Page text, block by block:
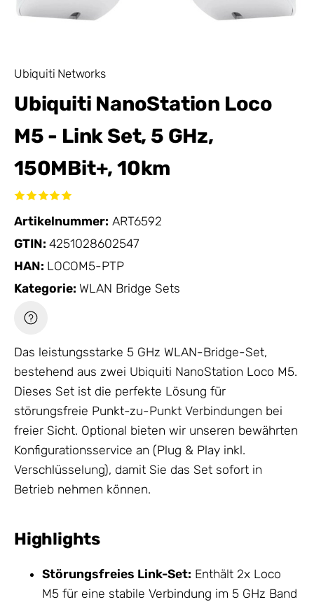
Ubiquiti Networks
Ubiquiti NanoStation Loco
M5 - Link Set, 5 GHz,
150MBit+, 10km
Artikelnummer: ART6592
GTIN: 4251028602547
HAN: LOCOM5-PTP
Kategorie: WLAN Bridge Sets
Das leistungsstarke 5 GHz WLAN-Bridge-Set,
bestehend aus zwei Ubiquiti NanoStation Loco M5.
Dieses Set ist die perfekte Lösung für
störungsfreie Punkt-zu-Punkt Verbindungen bei
freier Sicht. Optional bieten wir unseren bewährten
Konfigurationsservice an (Plug & Play inkl.
Verschlüsselung), damit Sie das Set sofort in
Betrieb nehmen können.
Highlights
Störungsfreies Link-Set: Enthält 2x Loco
M5 für eine stabile Verbindung im 5 GHz Band